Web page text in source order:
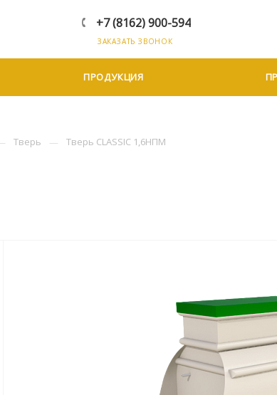
+7 (8162) 900-594
ЗАКАЗАТЬ ЗВОНОК
ПРОДУКЦИЯ
Тверь Тверь CLASSIC 1,6НПМ